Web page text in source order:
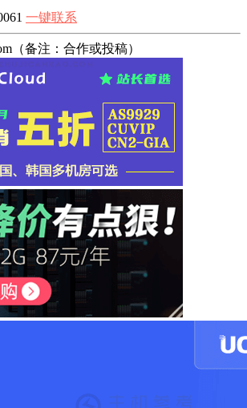
一键联系
（备注：合作或投稿）